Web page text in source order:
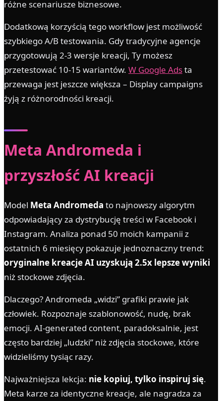
różne scenariusze biznesowe.
Dodatkową korzyścią tego workflow jest możliwość
szybkiego A/B testowania. Gdy tradycyjne agencje
przygotowują 2-3 wersje kreacji, Ty możesz
przetestować 10-15 wariantów. W Google Adsta
przewaga jest jeszcze większa – Display campaigns
żyją z różnorodności kreacji.
Meta Andromeda i
przyszłość AI kreacji
Model Meta Andromeda to najnowszy algorytm
odpowiadający za dystrybucję treści w Facebook i
Instagram. Analiza ponad 50 moich kampanii z
ostatnich 6 miesięcy pokazuje jednoznaczny trend:
oryginalne kreacje AI uzyskują 2.5x lepsze wyniki
niż stockowe zdjęcia.
Dlaczego? Andromeda „widzi” grafiki prawie jak
człowiek. Rozpoznaje szablonowość, nudę, brak
emocji. AI-generated content, paradoksalnie, jest
często bardziej „ludzki” niż zdjęcia stockowe, które
widzieliśmy tysiąc razy.
Najważniejsza lekcja: nie kopiuj, tylko inspiruj się.
Meta karze za identyczne kreacje, ale nagradza za